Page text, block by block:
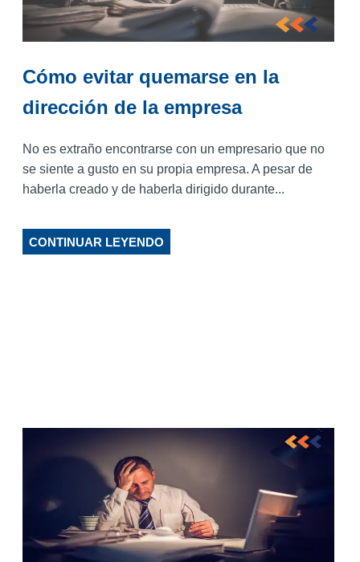
Cómo evitar quemarse en la
dirección de la empresa
No es extraño encontrarse con un empresario que no
se siente a gusto en su propia empresa. A pesar de
haberla creado y de haberla dirigido durante...
CONTINUAR LEYENDO